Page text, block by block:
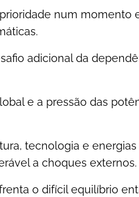
num momento
adicional da
e a pressão das
tecnologia e
a choques externos.
o difícil equilíbrio